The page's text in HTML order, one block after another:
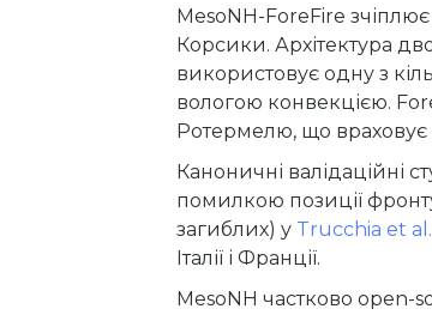
MesoNH-ForeFire
Корсики. Архітектура
використовує одну з
вологою конвекцією.
Ротермелю, що враховує
Каноничні валідаційні
помилкою позиції
загиблих) у Trucchia et
Італії і Франції.
MesoNH частково open-